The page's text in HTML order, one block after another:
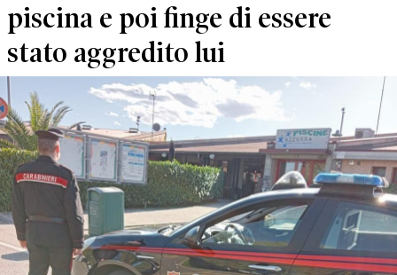
piscina e poi finge di essere
stato aggredito lui